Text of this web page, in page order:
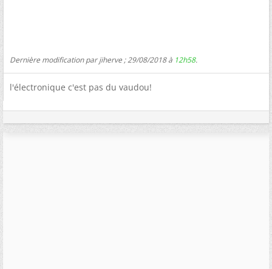
Dernière modification par jiherve ; 29/08/2018 à 12h58.
l'électronique c'est pas du vaudou!